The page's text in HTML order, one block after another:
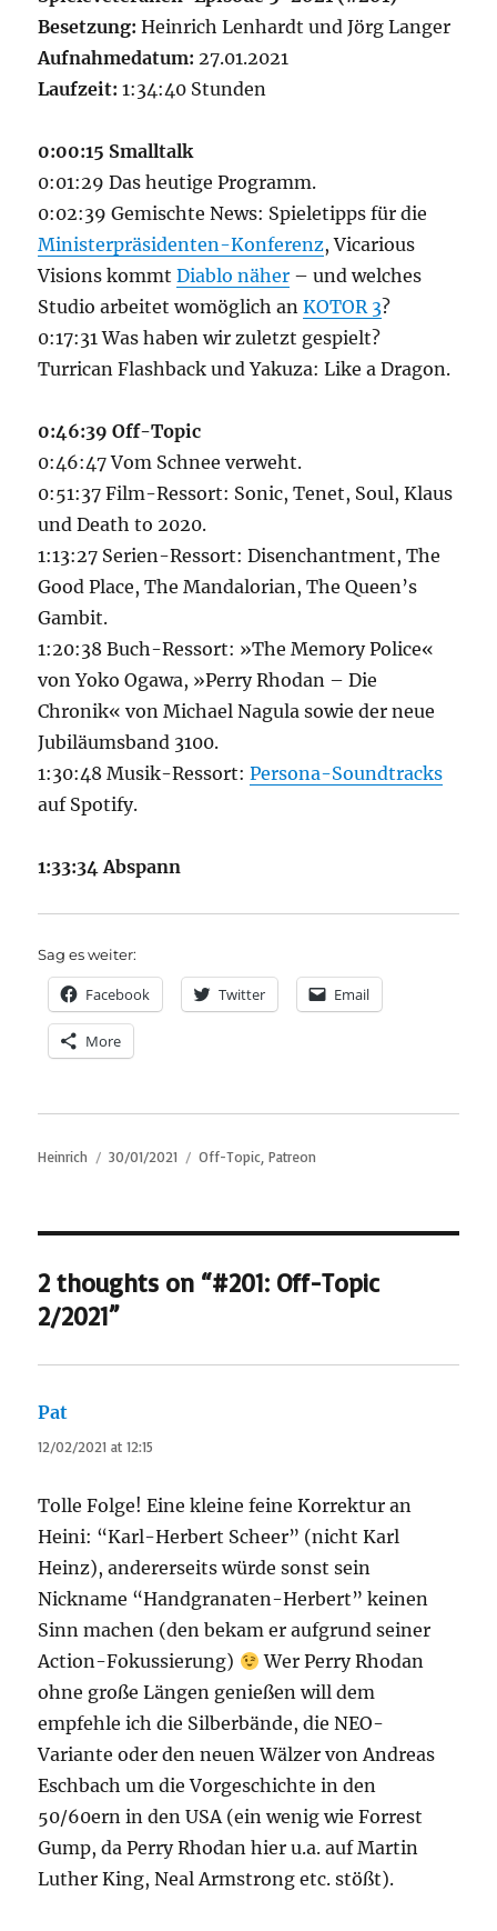
Besetzung:Heinrich Lenhardt und Jörg Langer
Aufnahmedatum: 27.01.2021
Laufzeit: 1:34:40 Stunden
0:00:15 Smalltalk
0:01:29 Das heutige Programm.
0:02:39 Gemischte News: Spieletipps für die
Ministerpräsidenten-Konferenz, Vicarious
Visions kommtDiablo näher – und welches
Studio arbeitet womöglich anKOTOR 3?
0:17:31 Was haben wir zuletzt gespielt?
Turrican Flashback und Yakuza: Like a Dragon.
0:46:39 Off-Topic
0:46:47 Vom Schnee verweht.
0:51:37 Film-Ressort: Sonic, Tenet, Soul, Klaus
und Death to 2020.
1:13:27 Serien-Ressort: Disenchantment, The
Good Place, The Mandalorian, The Queen’s
Gambit.
1:20:38 Buch-Ressort: »The Memory Police«
von Yoko Ogawa, »Perry Rhodan – Die
Chronik« von Michael Nagula sowie der neue
Jubiläumsband 3100.
1:30:48 Musik-Ressort:Persona-Soundtracks
auf Spotify.
1:33:34 Abspann
Sag es weiter:
Facebook Twitter Email
More
Author
Heinrich
Posted
30/01/2021 Categories
Off-Topic,Patreon
2 thoughts on “#201: Off-Topic
2/2021”
Pat
12/02/2021 at 12:15
Tolle Folge! Eine kleine feine Korrektur an
Heini: “Karl-Herbert Scheer” (nicht Karl
Heinz), andererseits würde sonst sein
Nickname “Handgranaten-Herbert” keinen
Sinn machen (den bekam er aufgrund seiner
Action-Fokussierung)
Wer Perry Rhodan
ohne große Längen genießen will dem
empfehle ich die Silberbände, die NEO-
Variante oder den neuen Wälzer von Andreas
Eschbach um die Vorgeschichte in den
50/60ern in den USA (ein wenig wie Forrest
Gump, da Perry Rhodan hier u.a. auf Martin
Luther King, Neal Armstrong etc. stößt).